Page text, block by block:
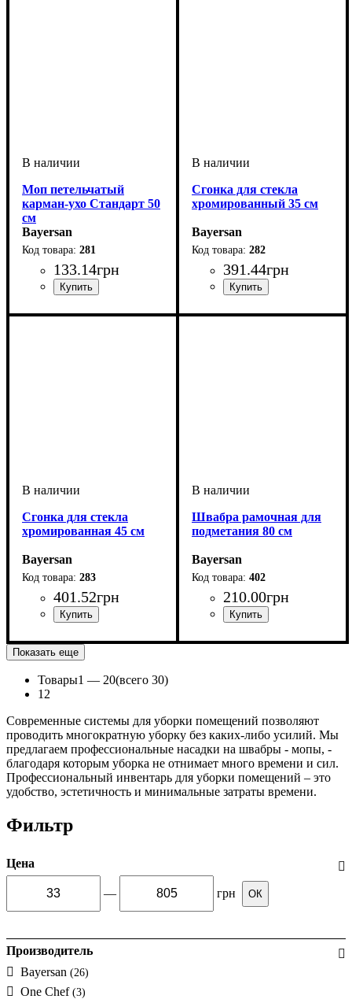
Моп петельчатый
карман-ухо Стандарт 50
см
Bayersan
281
133.14грн
Сгонка для стекла
хромированный 35 см
Bayersan
282
391.44грн
Сгонка для стекла
хромированная 45 см
Bayersan
283
401.52грн
Швабра рамочная для
подметания 80 см
Bayersan
402
210.00грн
Показать еще
Товары1 — 20(всего 30)
1 2
Современные системы для уборки помещений позволяют
проводить многократную уборку без каких-либо усилий. Мы
предлагаем профессиональные насадки на швабры - мопы, -
благодаря которым уборка не отнимает много времени и сил.
Профессиональный инвентарь для уборки помещений – это
удобство, эстетичность и минимальные затраты времени.
Фильтр
Цена
— грн ОК
Производитель
Bayersan (26)
One Chef (3)